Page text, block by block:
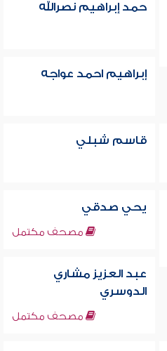
حمد إبراهيم نصرالله
إبراهيم احمد عواجه
قاسم شبلي
يحي صدقي
مصحف مكتمل
عبد العزيز مشاري
الدوسري
مصحف مكتمل